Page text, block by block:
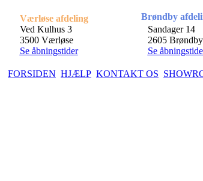
Værløse afdeling
Ved Kulhus 3
3500 Værløse
Se åbningstider
Brøndby
Sandager 14
2605 Brøndby
Se
FORSIDEN HJÆLP KONTAKT OS